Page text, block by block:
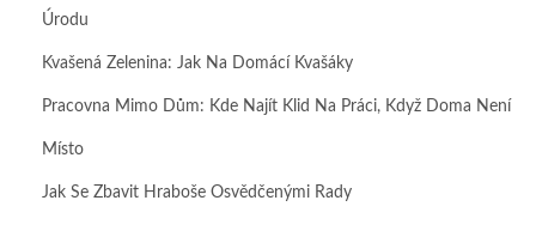
Úrodu
Kvašená Zelenina: Jak Na Domácí Kvašáky
Pracovna Mimo Dům: Kde Najít Klid Na Práci, Když Doma Není
Místo
Jak Se Zbavit Hraboše Osvědčenými Rady